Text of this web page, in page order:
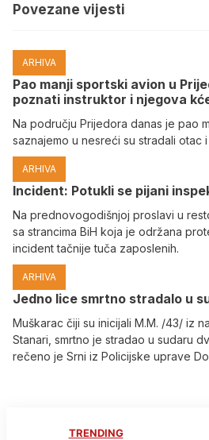
Povezane vijesti
ARHIVA
Pao manji sportski avion u
poznati instruktor i njegova
Na području Prijedora danas je pao
saznajemo u nesreći su stradali otac
ARHIVA
Incident: Potukli se pijani
Na prednovogodišnjoj proslavi u
sa strancima BiH koja je održana
incident tačnije tuča zaposlenih.
ARHIVA
Јedno lice smrtno stradalo u
Muškarac čiji su inicijali M.M. /43/ iz
Stanari, smrtno je stradao u sudaru
rečeno je Srni iz Policijske uprave
TRENDING